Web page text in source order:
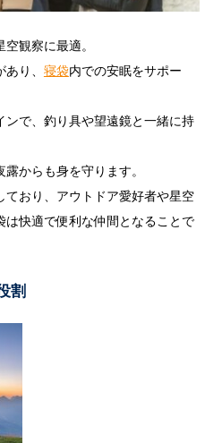
観察に最適。
り、 寝袋内での安眠をサポー
で、釣り具や望遠鏡と一緒に持
からも身を守ります。
おり、アウトドア愛好者や星空
快適で便利な仲間となることで
割